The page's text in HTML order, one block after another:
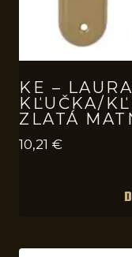
KE –
KĽUČKA/
ZLATÁ
10,21 €